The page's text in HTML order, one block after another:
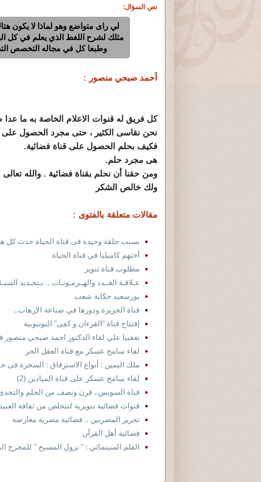
نص السؤال:
لي راى متواضع وهو لماذا لا يكون
مثلك لشرح اللغط الذي يعلم في كل
وطبعا كل في مجاله التخصص
آحمد صبحي منصور :
كل فريق له قنوات الاعلام الخاصة به ما
نحن نقاسى الكثير ، حتى مجرد الحصول على
فكيف بحلم الحصول على قناة فضائية.
هى مجرد حلم.
ومن حقنا أن نحلم بقناة فضائية . والله
ولك خالص الشكر
مقالات متعلقة بالفتوى :
بسبب حلقة وحيدة فى قناة الحياة حدث كل
أختهم كاميليا في قناة الحياة
مطلوب قناة تنوير
عـلاقـة الغــدد والهــرمـونـات .. بـتحـديد
بورسعيد حكاية شعب
قناة الجزيرة ودورها في صناعة الإرهاب..
إفتتاح قناة "القرءان و كفى" اليوتيوبية
تعقيبا علي لقاء الدكتور احمد صبحي منصور
لقاء سامح عسكر مع قناة العقل الحر
ملك اليمين : أنواع الاسترقاق : السخرة فى
لقاء سامح عسكر على قناة الميادين (2)
قناة السويس.. قرن ونصف من الحلم
قنوات فضائية تنويرية لنتخلص من ثقافة العبيد
تحرير المصريين .. فضائية مصرية معارضة
فضائية أهل القرآن
الفلم السينمائي : " نزول المسيح " للمخرج